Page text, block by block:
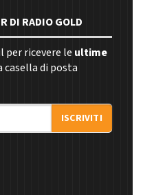
DI RADIO GOLD
per ricevere le ultime
di posta
ISCRIVITI